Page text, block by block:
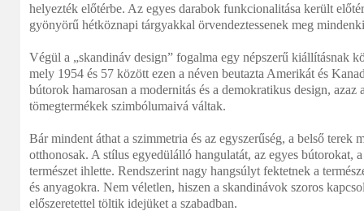
helyezték előtérbe. Az egyes darabok funkcionalitása került
gyönyörű hétköznapi tárgyakkal örvendeztessenek meg
Végül a „skandináv design” fogalma egy népszerű kiállításnak
mely 1954 és 57 között ezen a néven beutazta Amerikát és
bútorok hamarosan a modernitás és a demokratikus design, azaz
tömegtermékek szimbólumaivá váltak.
Bár mindent áthat a szimmetria és az egyszerűség, a belső terek
otthonosak. A stílus egyedülálló hangulatát, az egyes bútorokat,
természet ihlette. Rendszerint nagy hangsúlyt fektetnek a
és anyagokra. Nem véletlen, hiszen a skandinávok szoros
előszeretettel töltik idejüket a szabadban.